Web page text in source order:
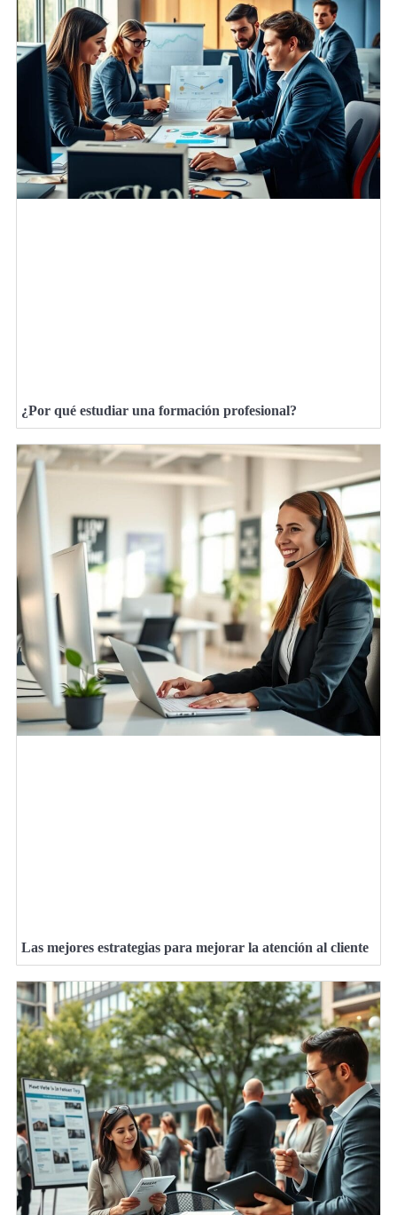
¿Por qué estudiar una formación profesional?
Las mejores estrategias para mejorar la atención al cliente